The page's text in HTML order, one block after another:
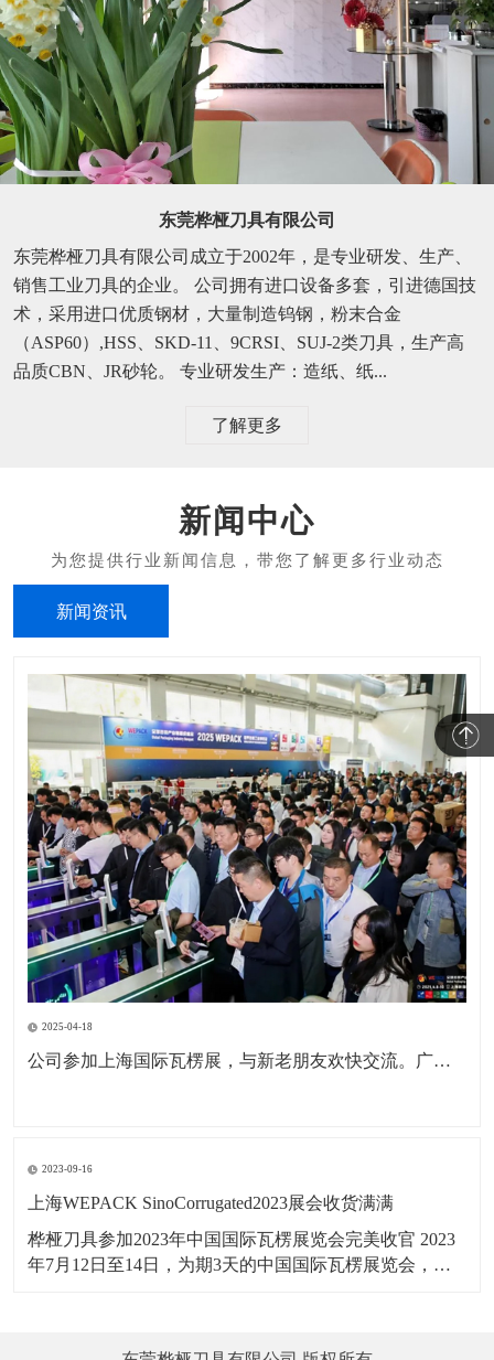
东莞桦桠刀具有限公司
东莞桦桠刀具有限公司成立于2002年，是专业研发、生产、
销售工业刀具的企业。 公司拥有进口设备多套，引进德国技
术，采用进口优质钢材，大量制造钨钢，粉末合金
（ASP60）,HSS、SKD-11、9CRSI、SUJ-2类刀具，生产高
品质CBN、JR砂轮。 专业研发生产：造纸、纸...
了解更多
新闻中心
新闻资讯
2025-04-18
公司参加上海国际瓦楞展，与新老朋友欢快交流。广东包协纸委会领导亲临现场参观。本次展会为公司深耕国内市场，拓展海外市场，更前进了一步。
2023-09-16
上海WEPACK SinoCorrugated2023展会收货满满
桦桠刀具参加2023年中国国际瓦楞展览会完美收官 2023
年7月12日至14日，为期3天的中国国际瓦楞展览会，在